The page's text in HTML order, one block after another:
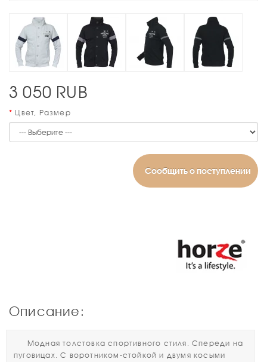
3 050 RUB
Цвет, Размер
Сообщить о поступлении
Описание:
Модная толстовка спортивного стиля. Спереди на
пуговицах. С воротником-стойкой и двумя косыми